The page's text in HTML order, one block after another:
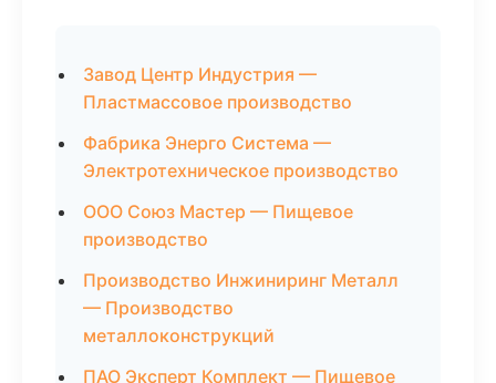
Завод Центр Индустрия —
Пластмассовое производство
Фабрика Энерго Система —
Электротехническое производство
ООО Союз Мастер — Пищевое
производство
Производство Инжиниринг Металл
— Производство
металлоконструкций
ПАО Эксперт Комплект — Пищевое